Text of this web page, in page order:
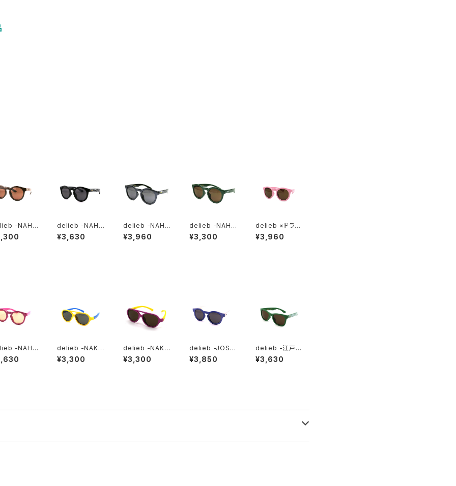
-NAHA
Brown/Br
KIDSsi
delieb -NAHA
NNI DotBlack/
Smoke- KID
¥3,630
delieb -NAHA
NNI DotGlitte
r/Smoke- KI
¥3,960
delieb -NAHA
NNI DarkGree
n/Brown- KI
¥3,300
delieb ×ドラえ
もん -NAHANN
I MilkyPink/Br
¥3,960
-NAHA
PinkGlitte
delieb -NAKU
RU YellowBlu
e/Smoke- B
¥3,300
delieb -NAKU
RU PurpleYell
ow/Brown- B
¥3,300
delieb -JOSH
UA BlueGray/
Smoke- BAB
¥3,850
delieb -江戸シ
リーズ saigaih
a FRASER Gre
¥3,630